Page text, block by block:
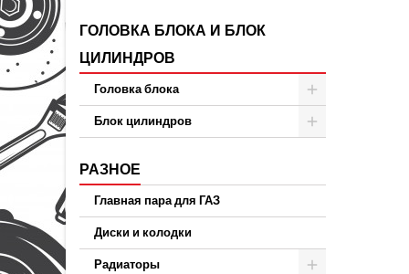
ГОЛОВКА БЛОКА И БЛОК
ЦИЛИНДРОВ
Головка блока
Блок цилиндров
РАЗНОЕ
Главная пара для ГАЗ
Диски и колодки
Радиаторы